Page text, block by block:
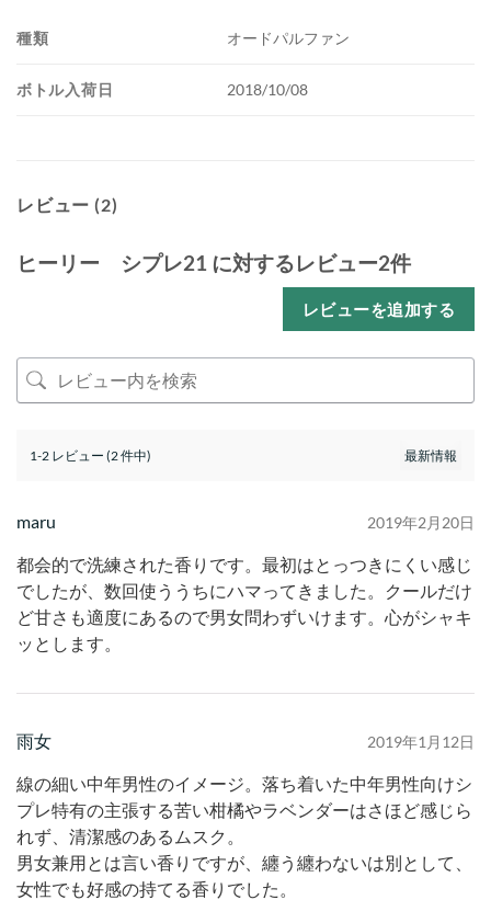
種類 オードパルファン
ボトル入荷日 2018/10/08
レビュー (2)
ヒーリー シプレ21 に対するレビュー2件
レビューを追加する
1-2 レビュー (2 件中)
maru 2019年2月20日
都会的で洗練された香りです。最初はとっつきにくい感じ
でしたが、数回使ううちにハマってきました。クールだけ
ど甘さも適度にあるので男女問わずいけます。心がシャキ
ッとします。
雨女 2019年1月12日
線の細い中年男性のイメージ。落ち着いた中年男性向けシ
プレ特有の主張する苦い柑橘やラベンダーはさほど感じら
れず、清潔感のあるムスク。
男女兼用とは言い香りですが、纏う纏わないは別として、
女性でも好感の持てる香りでした。